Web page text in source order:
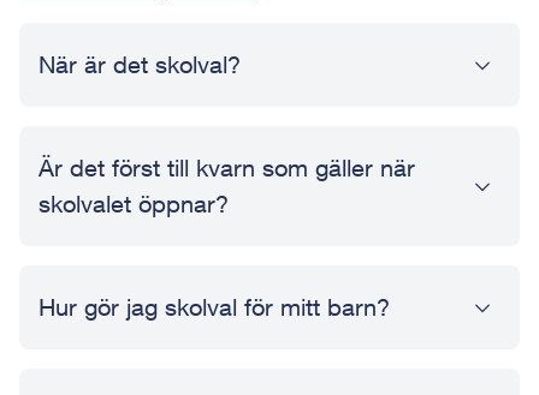
När är det skolval?
Är det först till kvarn som gäller när
skolvalet öppnar?
Hur gör jag skolval för mitt barn?